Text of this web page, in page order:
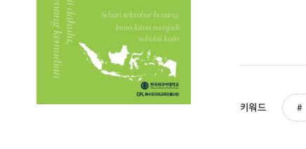
키워드